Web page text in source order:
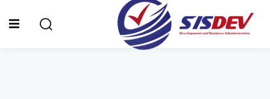
Sign in